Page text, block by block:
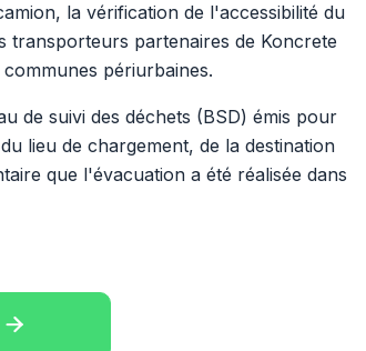
la vérification de l'accessibilité du
transporteurs partenaires de Koncrete
périurbaines.
de suivi des déchets (BSD) émis pour
lieu de chargement, de la destination
que l'évacuation a été réalisée dans
